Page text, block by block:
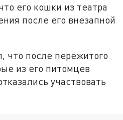
его кошки из театра
после его внезапной
что после пережитого
из его питомцев
участвовать